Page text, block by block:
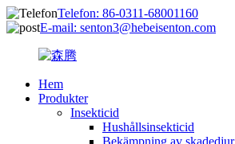
Telefon: 86-0311-68001160
E-mail: senton3@hebeisenton.com
Hem
Produkter
Insekticid
Hushållsinsekticid
Bekämpning av skadedjur